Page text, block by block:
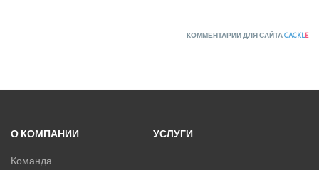
КОММЕНТАРИИ ДЛЯ САЙТАCACKLE
О КОМПАНИИ
Команда
УСЛУГИ